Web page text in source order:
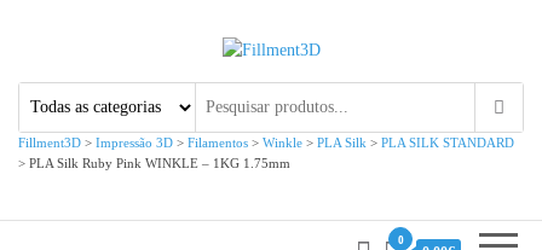
Fillment3D
Fillment3D > Impressão 3D > Filamentos > Winkle > PLA Silk > PLA SILK STANDARD
> PLA Silk Ruby Pink WINKLE – 1KG 1.75mm
0